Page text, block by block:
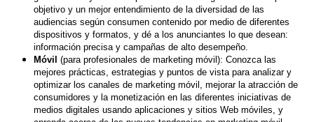
objetivo y un mejor entendimiento de la diversidad de las
audiencias según consumen contenido por medio de diferentes
dispositivos y formatos, y dé a los anunciantes lo que desean:
información precisa y campañas de alto desempeño.
Móvil (para profesionales de marketing móvil): Conozca las
mejores prácticas, estrategias y puntos de vista para analizar y
optimizar los canales de marketing móvil, mejorar la atracción de
consumidores y la monetización en las diferentes iniciativas de
medios digitales usando aplicaciones y sitios Web móviles, y